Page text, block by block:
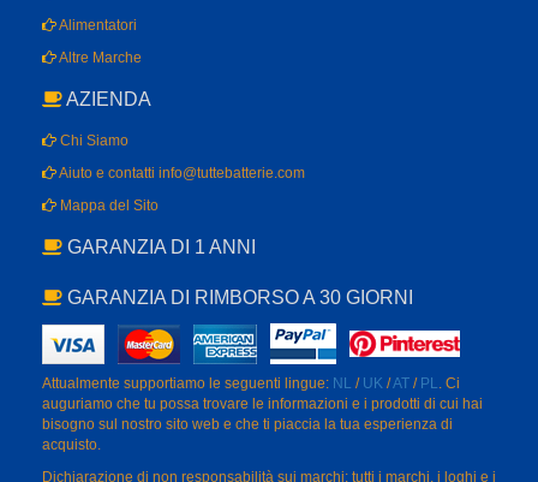
Alimentatori
Altre Marche
AZIENDA
Chi Siamo
Aiuto e contatti info@tuttebatterie.com
Mappa del Sito
GARANZIA DI 1 ANNI
GARANZIA DI RIMBORSO A 30 GIORNI
Attualmente supportiamo le seguenti lingue: NL / UK /AT / PL. Ci
auguriamo che tu possa trovare le informazioni e i prodotti di cui hai
bisogno sul nostro sito web e che ti piaccia la tua esperienza di
acquisto.
Dichiarazione di non responsabilità sui marchi: tutti i marchi, i loghi e i